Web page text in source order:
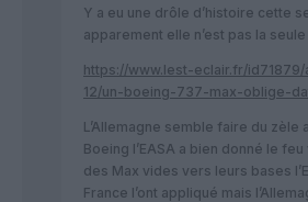
Y a eu une drôle d’histoire cette
apparement elle n’est pas la seule
https://www.lest-eclair.fr/
12/un-boeing-737-max-oblige-
L’Allemagne semble faire du zèle
Boeing l’EASA a bien donné le
des Max vides vers leurs bases
France l’ont appliqué mais